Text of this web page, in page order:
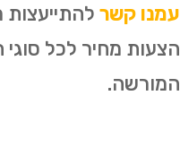
עמנו קשר
הצעות מחיר לכל סוגי
המורשה.